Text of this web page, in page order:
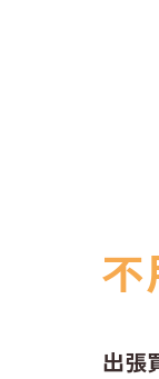
不
出張